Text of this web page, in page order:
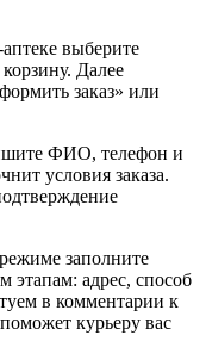
выберите
Далее
заказ» или
ФИО, телефон и
условия заказа.
заполните
этапам: адрес, способ
в комментарии к
курьеру вас